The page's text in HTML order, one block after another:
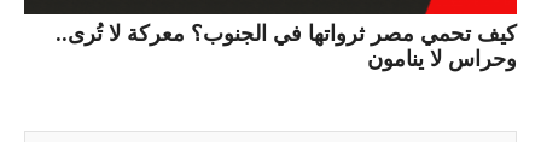
كيف تحمي مصر ثرواتها في الجنوب؟ معركة لا تُرى..
وحراس لا ينامون